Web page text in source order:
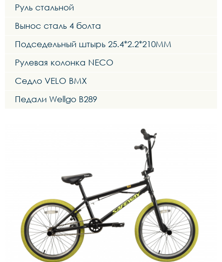
Руль стальной
Вынос сталь 4 болта
Подседельный штырь 25.4*2.2*210MM
Рулевая колонка NECO
Седло VELO BMX
Педали Wellgo B289